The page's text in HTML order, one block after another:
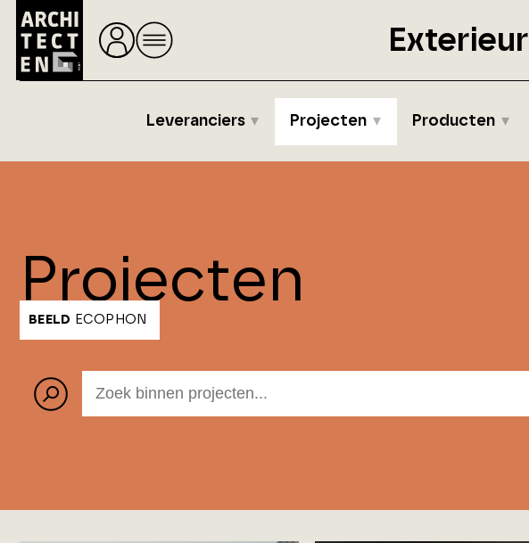
Exterieur
Leveranciers Projecten Producten
Projecten
BEELD ECOPHON